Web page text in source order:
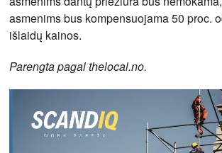
asmenims bus kompensuojama 50 proc.
išlaidų kainos.
Parengta pagal thelocal.no.